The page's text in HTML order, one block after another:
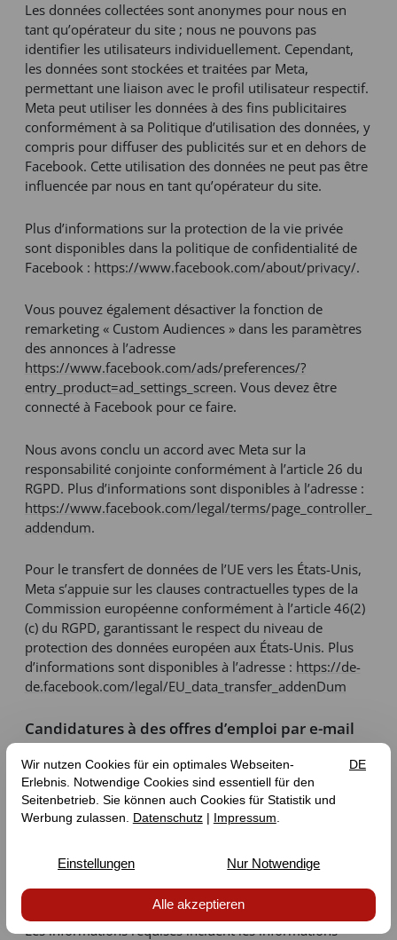
Les données collectées sont anonymes pour nous en
tant qu’opérateur du site ; nous ne pouvons pas
identifier les utilisateurs individuellement. Cependant,
les données sont stockées et traitées par Meta,
permettant une liaison avec le profil utilisateur respectif.
Meta peut utiliser les données à des fins publicitaires
conformément à sa Politique d’utilisation des données, y
compris pour diffuser des publicités sur et en dehors de
Facebook. Cette utilisation des données ne peut pas être
influencée par nous en tant qu’opérateur du site.
Plus d’informations sur la protection de la vie privée
sont disponibles dans la politique de confidentialité de
Facebook : https://www.facebook.com/about/privacy/.
Vous pouvez également désactiver la fonction de
remarketing « Custom Audiences » dans les paramètres
des annonces à l’adresse
https://www.facebook.com/ads/preferences/?
entry_product=ad_settings_screen. Vous devez être
connecté à Facebook pour ce faire.
Nous avons conclu un accord avec Meta sur la
responsabilité conjointe conformément à l’article 26 du
RGPD. Plus d’informations sont disponibles à l’adresse :
https://www.facebook.com/legal/terms/page_controller_
addendum.
Pour le transfert de données de l’UE vers les États-Unis,
Meta s’appuie sur les clauses contractuelles types de la
Commission européenne conformément à l’article 46(2)
(c) du RGPD, garantissant le respect du niveau de
protection des données européen aux États-Unis. Plus
d’informations sont disponibles à l’adresse : https://de-
de.facebook.com/legal/EU_data_transfer_addenDum
Candidatures à des offres d’emploi par e-mail
postes vacants dans une rubrique dédiée, auxquels les
candidats intéressés peuvent postuler via l’adresse e-
mail fournie. La participation au processus de
candidature exige que les candidats nous fournissent
évaluation et une sélection approfondies et éclairées,
accompagnant leur candidature par e-mail.
Les informations requises incluent les informations